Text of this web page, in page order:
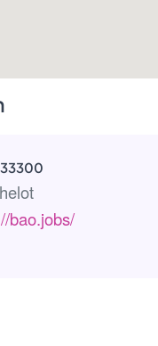
33300
bao.jobs/